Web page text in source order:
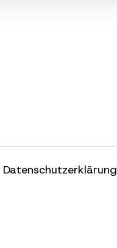
Datenschutzerklärung